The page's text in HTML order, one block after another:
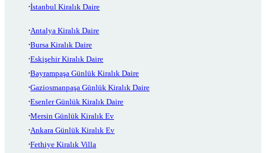
İstanbul Kiralık Daire
Antalya Kiralık Daire
Bursa Kiralık Daire
Eskişehir Kiralık Daire
Bayrampaşa Günlük Kiralık Daire
Gaziosmanpaşa Günlük Kiralık Daire
Esenler Günlük Kiralık Daire
Mersin Günlük Kiralık Ev
Ankara Günlük Kiralık Ev
Fethiye Kiralık Villa